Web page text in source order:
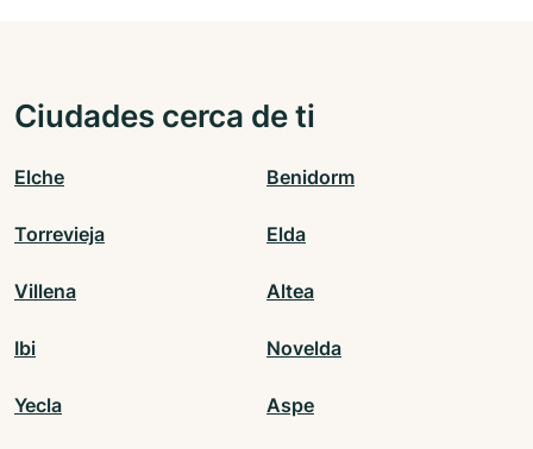
Ciudades cerca de ti
Elche Benidorm
Torrevieja Elda
Villena Altea
Ibi Novelda
Yecla Aspe